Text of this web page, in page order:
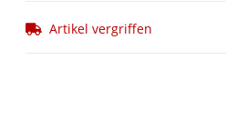
Artikel vergriffen